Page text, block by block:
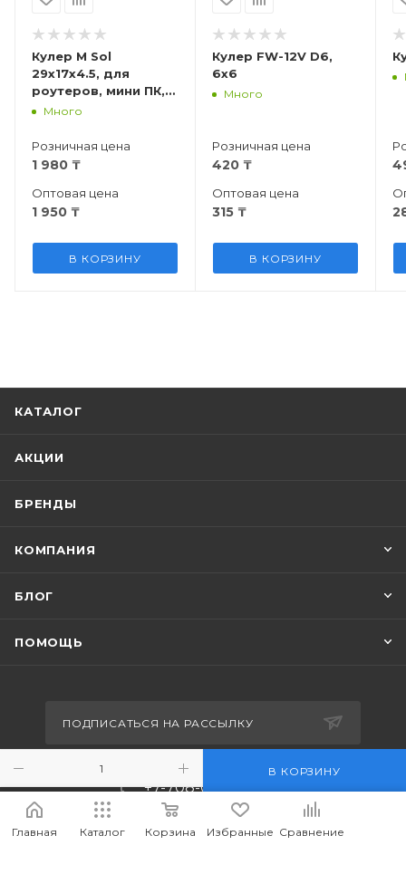
В КОРЗИНУ
Кулер M Sol
29x17x4.5, для
роутеров, мини ПК,
USBМного
Розничная цена
1 980 ₸
Оптовая цена
1 950 ₸
В КОРЗИНУ
Кулер FW-12V D6,
6x6
Много
Розничная цена
420 ₸
Оптовая цена
315 ₸
В КОРЗИНУ
КАТАЛОГ
АКЦИИ
БРЕНДЫ
КОМПАНИЯ
БЛОГ
ПОМОЩЬ
ПОДПИСАТЬСЯ НА РАССЫЛКУ
+7-708-036-8442
m_forwork@mail.ru
Главная Каталог Корзина Избранные Сравнение